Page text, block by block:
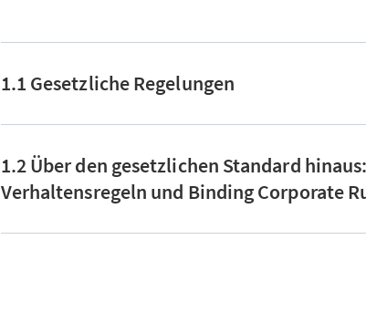
1.1 Gesetzliche Regelungen
1.2 Über den gesetzlichen Standard
Verhaltensregeln und Binding Corporate